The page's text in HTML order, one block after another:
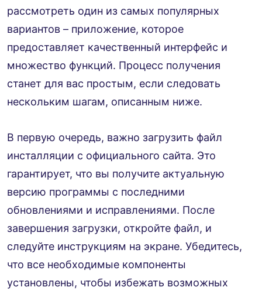
рассмотреть один из самых популярных
вариантов – приложение, которое
предоставляет качественный интерфейс и
множество функций. Процесс получения
станет для вас простым, если следовать
нескольким шагам, описанным ниже.
В первую очередь, важно загрузить файл
инсталляции с официального сайта. Это
гарантирует, что вы получите актуальную
версию программы с последними
обновлениями и исправлениями. После
завершения загрузки, откройте файл, и
следуйте инструкциям на экране. Убедитесь,
что все необходимые компоненты
установлены, чтобы избежать возможных